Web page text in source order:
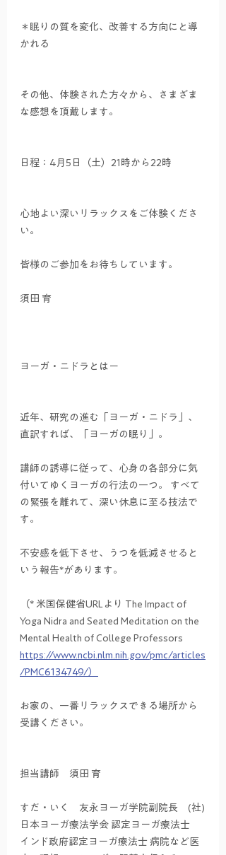
＊眠りの質を変化、改善する方向にと導
かれる
その他、体験された方々から、さまざま
な感想を頂戴します。
日程：4月5日（土）21時から22時
心地よい深いリラックスをご体験くださ
い。
皆様のご参加をお待ちしています。
須田 育
ヨーガ・ニドラとはー
近年、研究の進む「ヨーガ・ニドラ」、
直訳すれば、「ヨーガの眠り」。
講師の誘導に従って、心身の各部分に気
付いてゆくヨーガの行法の一つ。 すべて
の緊張を離れて、深い休息に至る技法で
す。
不安感を低下させ、うつを低減させると
いう報告*があります。
（* 米国保健省URLより The Impact of
Yoga Nidra and Seated Meditation on the
Mental Health of College Professors
https://www.ncbi.nlm.nih.gov/pmc/articles
/PMC6134749/）
お家の、一番リラックスできる場所から
受講ください。
担当講師　須田 育
すだ・いく　友永ヨーガ学院副院長　(社)
日本ヨーガ療法学会 認定ヨーガ療法士
インド政府認定ヨーガ療法士 病院など医